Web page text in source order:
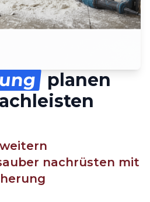
planen
nachrüsten mit